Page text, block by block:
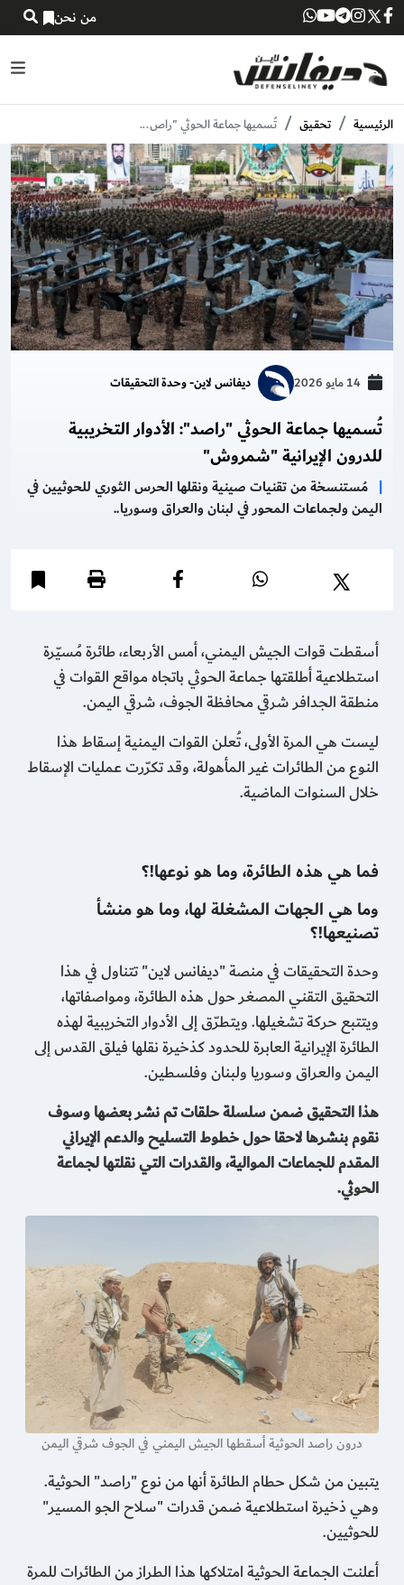
من نحن
الرئيسية تحقـيق تُسميها جماعة الحوثي "راص...
14 مايو 2026 ديفانس لاين- وحدة التحقيقات
تُسميها جماعة الحوثي "راصد": الأدوار التخريبية
للدرون الإيرانية "شمروش"
| مُستنسخة من تقنيات صينية ونقلها الحرس الثوري للحوثيين في
اليمن ولجماعات المحور في لبنان والعراق وسوريا..
أسقطت قوات الجيش اليمني، أمس الأربعاء، طائرة مُسيّرة
استطلاعية أطلقتها جماعة الحوثي باتجاه مواقع القوات في
منطقة الجدافر شرقي محافظة الجوف، شرقي اليمن.
ليست هي المرة الأولى، تُعلن القوات اليمنية إسقاط هذا
النوع من الطائرات غير المأهولة، وقد تكرّرت عمليات الإسقاط
خلال السنوات الماضية.
فما هي هذه الطائرة، وما هو نوعها!؟
وما هي الجهات المشغلة لها، وما هو منشأ
تصنيعها!؟
وحدة التحقيقات في منصة "ديفانس لاين" تتناول في هذا
التحقيق التقني المصغر حول هذه الطائرة، ومواصفاتها،
ويتتبع حركة تشغيلها. ويتطرّق إلى الأدوار التخريبية لهذه
الطائرة الإيرانية العابرة للحدود كذخيرة نقلها فيلق القدس إلى
اليمن والعراق وسوريا ولبنان وفلسطين.
هذا التحقيق ضمن سلسلة حلقات تم نشر بعضها وسوف
نقوم بنشرها لاحقا حول خطوط التسليح والدعم الإيراني
المقدم للجماعات الموالية، والقدرات التي نقلتها لجماعة
الحوثي.
درون راصد الحوثية أسقطها الجيش اليمني في الجوف شرقي اليمن
يتبين من شكل حطام الطائرة أنها من نوع "راصد" الحوثية.
وهي ذخيرة استطلاعية ضمن قدرات "سلاح الجو المسير"
للحوثيين.
أعلنت الجماعة الحوثية امتلاكها هذا الطراز من الطائرات للمرة